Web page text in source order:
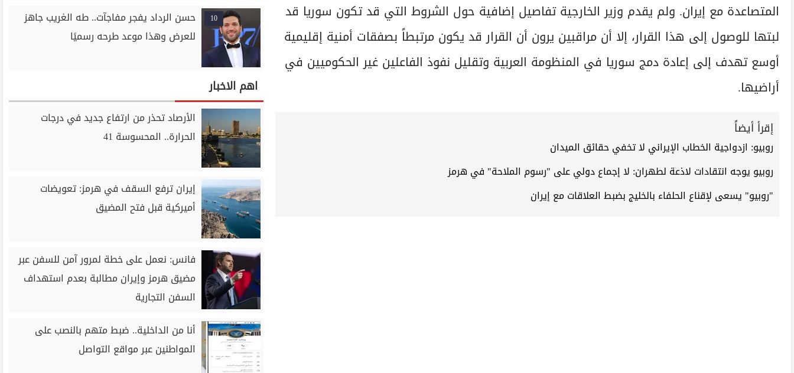
المتصاعدة مع إيران. ولم يقدم وزير الخارجية تفاصيل إضافية حول الشروط التي قد تكون سوريا قد
لبتها للوصول إلى هذا القرار، إلا أن مراقبين يرون أن القرار قد يكون مرتبطاً بصفقات أمنية إقليمية
أوسع تهدف إلى إعادة دمج سوريا في المنظومة العربية وتقليل نفوذ الفاعلين غير الحكوميين في
أراضيها.
إقرأ أيضاً
روبيو: ازدواجية الخطاب الإيراني لا تخفي حقائق الميدان
روبيو يوجه انتقادات لاذعة لطهران: لا إجماع دولي على "رسوم الملاحة" في هرمز
"روبيو" يسعى لإقناع الحلفاء بالخليج بضبط العلاقات مع إيران
10
حسن الرداد يفجر مفاجآت.. طه الغريب جاهز
للعرض وهذا موعد طرحه رسميًا
اهم الاخبار
الأرصاد تحذر من ارتفاع جديد في درجات
الحرارة.. المحسوسة 41
إيران ترفع السقف في هرمز: تعويضات
أميركية قبل فتح المضيق
فانس: نعمل على خطة لمرور آمن للسفن عبر
مضيق هرمز وإيران مطالبة بعدم استهداف
السفن التجارية
أنا من الداخلية.. ضبط متهم بالنصب على
المواطنين عبر مواقع التواصل